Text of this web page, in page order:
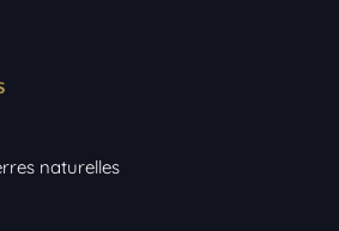
naturelles